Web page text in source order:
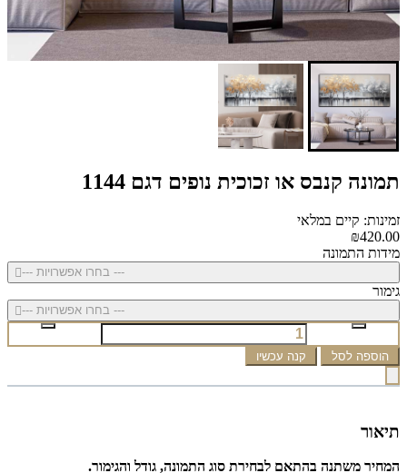
תמונה קנבס או זכוכית נופים דגם 1144
זמינות: קיים במלאי
₪420.00
מידות התמונה
--- בחרו אפשרויות ---
גימור
--- בחרו אפשרויות ---
הוספה לסל קנה עכשיו
תיאור
המחיר משתנה בהתאם לבחירת סוג התמונה, גודל והגימור.